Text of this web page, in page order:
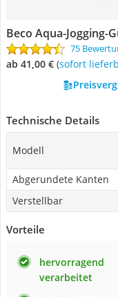
Beco Aqua-Jogging-
75
ab 41,00 € ( Sofort
Technische Details
Modell
Abgerundete Kanten
Verstellbar
Vorteile
hervorragend
verarbeitet